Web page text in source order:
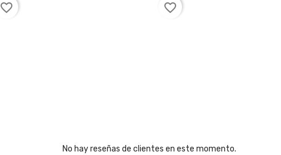
favorite_border favorite_border
No hay reseñas de clientes en este momento.